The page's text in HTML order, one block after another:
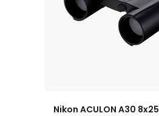
Nikon ACULON A30 8x25